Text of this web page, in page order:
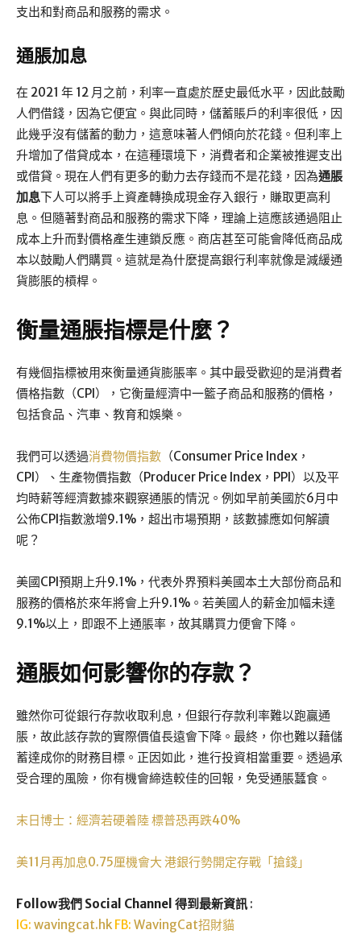
支出和對商品和服務的需求。
通脹加息
在 2021 年 12 月之前，利率一直處於歷史最低水平，因此鼓勵
人們借錢，因為它便宜。與此同時，儲蓄賬戶的利率很低，因
此幾乎沒有儲蓄的動力，這意味著人們傾向於花錢。但利率上
升增加了借貸成本，在這種環境下，消費者和企業被推遲支出
或借貸。現在人們有更多的動力去存錢而不是花錢，因為通脹
加息下人可以將手上資產轉換成現金存入銀行，賺取更高利
息。但隨著對商品和服務的需求下降，理論上這應該通過阻止
成本上升而對價格產生連鎖反應。商店甚至可能會降低商品成
本以鼓勵人們購買。這就是為什麼提高銀行利率就像是減緩通
貨膨脹的槓桿。
衡量通脹指標是什麼？
有幾個指標被用來衡量通貨膨脹率。其中最受歡迎的是消費者
價格指數（CPI），它衡量經濟中一籃子商品和服務的價格，
包括食品、汽車、教育和娛樂。
我們可以透過消費物價指數 （Consumer Price Index，
CPI）、生產物價指數（Producer Price Index，PPI）以及平
均時薪等經濟數據來觀察通脹的情況。例如早前美國於6月中
公佈CPI指數激增9.1%，超出市場預期，該數據應如何解讀
呢？
美國CPI預期上升9.1%，代表外界預料美國本土大部份商品和
服務的價格於來年將會上升9.1%。若美國人的薪金加幅未達
9.1%以上，即跟不上通脹率，故其購買力便會下降。
通脹如何影響你的存款？
雖然你可從銀行存款收取利息，但銀行存款利率難以跑贏通
脹，故此該存款的實際價值長遠會下降。最終，你也難以藉儲
蓄達成你的財務目標。正因如此，進行投資相當重要。透過承
受合理的風險，你有機會締造較佳的回報，免受通脹蠶食。
末日博士：經濟若硬着陸 標普恐再跌40%
美11月再加息0.75厘機會大 港銀行勢開定存戰「搶錢」
Follow我們 Social Channel 得到最新資訊 :
IG: wavingcat.hk FB: WavingCat招財貓